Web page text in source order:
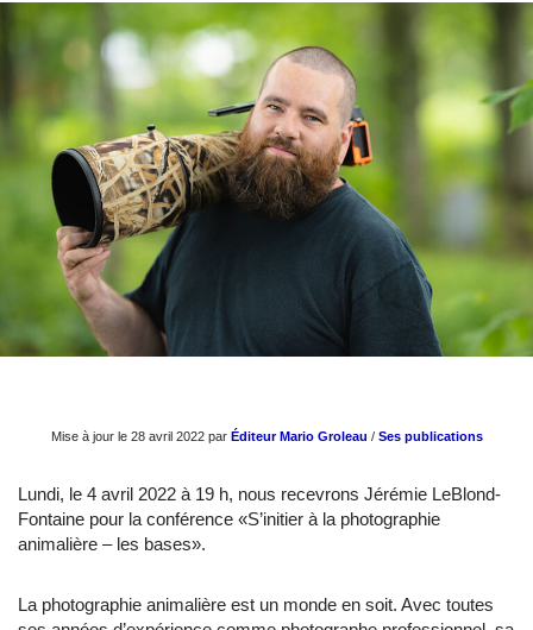
Mise à jour le 28 avril 2022 par Éditeur Mario Groleau / Ses publications
Lundi, le 4 avril 2022 à 19 h, nous recevrons Jérémie LeBlond-
Fontaine pour la conférence «S’initier à la photographie
animalière – les bases».
La photographie animalière est un monde en soit. Avec toutes